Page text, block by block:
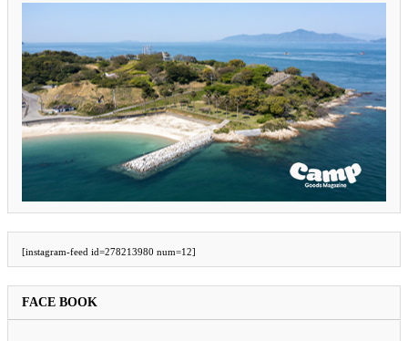
[instagram-feed id=278213980 num=12]
FACE BOOK